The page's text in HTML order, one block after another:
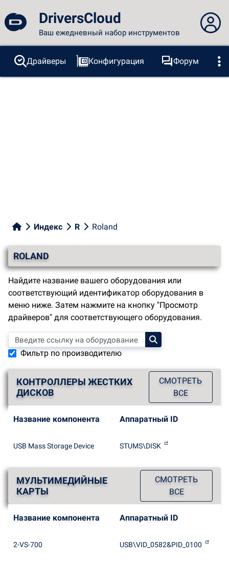
DriversCloud
Ваш ежедневный набор инструментов
Вы не вошли в систему...
Вход на сайт
Драйверы Конфигурация
Форум
Зонды
BSOD Инструменты
Индекс R Roland
ROLAND
Найдите название вашего оборудования или
соответствующий идентификатор оборудования в
меню ниже. Затем нажмите на кнопку "Просмотр
драйверов" для соответствующего оборудования.
Фильтр по производителю
КОНТРОЛЛЕРЫ ЖЕСТКИХ
ДИСКОВ
СМОТРЕТЬ
ВСЕ
Название компонента Аппаратный ID
USB Mass Storage Device STUMS\DISK
МУЛЬТИМЕДИЙНЫЕ
КАРТЫ
СМОТРЕТЬ
ВСЕ
Название компонента Аппаратный ID
2-VS-700 USB\VID_0582&PID_0100